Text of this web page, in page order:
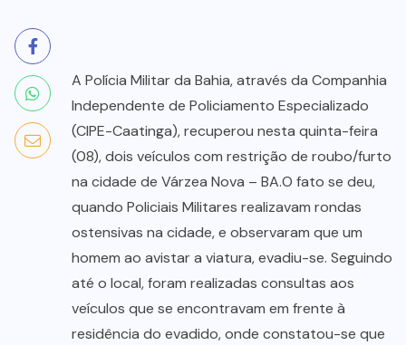
A Polícia Militar da Bahia, através da Companhia
Independente de Policiamento Especializado
(CIPE-Caatinga), recuperou nesta quinta-feira
(08), dois veículos com restrição de roubo/furto
na cidade de Várzea Nova – BA.O fato se deu,
quando Policiais Militares realizavam rondas
ostensivas na cidade, e observaram que um
homem ao avistar a viatura, evadiu-se. Seguindo
até o local, foram realizadas consultas aos
veículos que se encontravam em frente à
residência do evadido, onde constatou-se que